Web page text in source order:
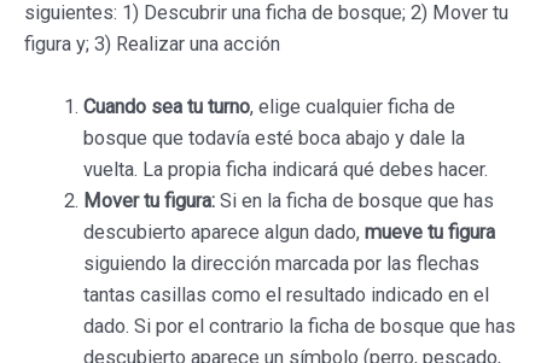
siguientes: 1) Descubrir una ficha de bosque; 2) Mover tu
figura y; 3) Realizar una acción
Cuando sea tu turno, elige cualquier ficha de
bosque que todavía esté boca abajo y dale la
vuelta. La propia ficha indicará qué debes hacer.
Mover tu figura: Si en la ficha de bosque que has
descubierto aparece algun dado,mueve tu figura
siguiendo la dirección marcada por las flechas
tantas casillas como el resultado indicado en el
dado. Si por el contrario la ficha de bosque que has
descubierto aparece un símbolo (perro, pescado,